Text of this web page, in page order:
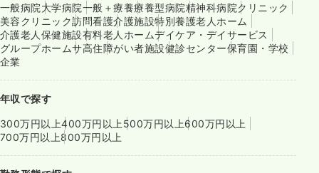
一般病院大学病院一般＋療養療養型病院精神科病院クリニック
美容クリニック訪問看護介護施設特別養護老人ホーム
介護老人保健施設有料老人ホームデイケア・デイサービス
グループホームサ高住障がい者施設健診センター保育園・学校
企業
年収で探す
300万円以上400万円以上 500万円以上600万円以上
700万円以上800万円以上